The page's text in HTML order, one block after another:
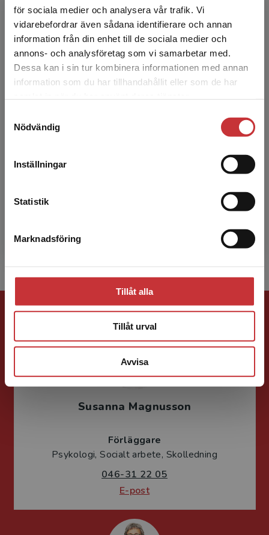
för sociala medier och analysera vår trafik. Vi
vidarebefordrar även sådana identifierare och annan
information från din enhet till de sociala medier och
annons- och analysföretag som vi samarbetar med.
Dessa kan i sin tur kombinera informationen med annan
information som du har tillhandahållit eller som de har
Nödvändig
Inställningar
Statistik
Marknadsföring
Tillåt alla
Tillåt urval
Avvisa
Begränsad fraktregion
Det verkar som att du besöker
studentlitteratur.se via en enhet utanför Sverige.
Vi erbjuder inte leveranser utanför Sverige. För
att kunna slutföra ett köp måste
som forskare vid Försvarshögskolans
ledarskapscentrum. Hon disputerad i
pedagogik med inriktning ar...
professor i ledarskapspsykologi vid
Förlagskontakt
Susanna Magnusson
Förläggare
Psykologi, Socialt arbete, Skolledning
046-31 22 05
E-post